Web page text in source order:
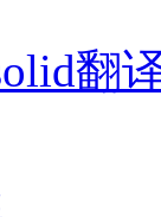
翻